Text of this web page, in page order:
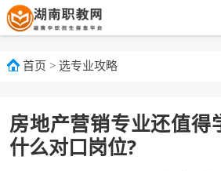
首页 > 选专业攻略
房地产营销专业还值得
什么对口岗位?